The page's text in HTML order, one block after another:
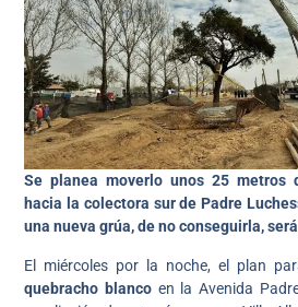
Se planea moverlo unos 25 metros
hacia la colectora sur de Padre
una nueva grúa, de no conseguirla,
El miércoles por la noche, el plan
quebracho blanco en la Avenida